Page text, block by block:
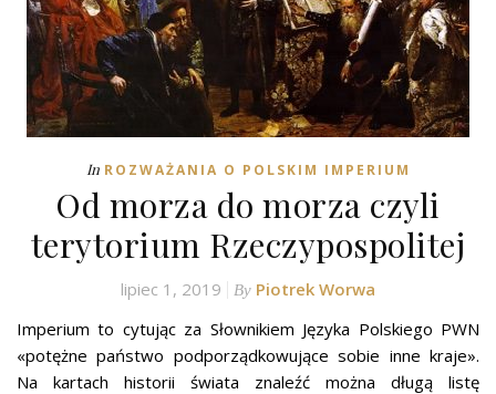
In ROZWAŻANIA O POLSKIM IMPERIUM
Od morza do morza czyli
terytorium Rzeczypospolitej
lipiec 1, 2019 By Piotrek Worwa
Imperium to cytując za Słownikiem Języka Polskiego PWN
«potężne państwo podporządkowujące sobie inne kraje».
Na kartach historii świata znaleźć można długą listę